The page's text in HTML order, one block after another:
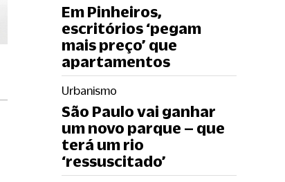
Em Pinheiros,
escritórios ‘pegam
mais preço’ que
apartamentos
Urbanismo
São Paulo vai ganhar
um novo parque – que
terá um rio
‘ressuscitado’